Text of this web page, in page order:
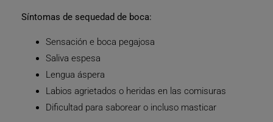
Síntomas de sequedad de boca:
Sensación e boca pegajosa
Saliva espesa
Lengua áspera
Labios agrietados o heridas en las comisuras
Dificultad para saborear o incluso masticar